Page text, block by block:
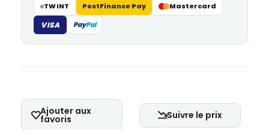
TWINT PostFinance Pay Mastercard
VISA PayPal
Ajouter aux
favoris Suivre le prix